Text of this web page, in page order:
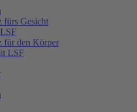
fürs Gesicht
für den Körper
LSF